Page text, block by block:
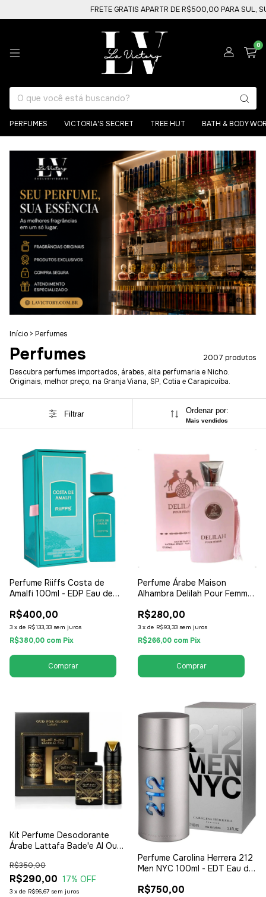
FRETE GRATIS APARTR DE R$500,00 PARA SUL, SUDESTE E
0
PERFUMES VICTORIA'S SECRET TREE HUT BATH & BODY
Início > Perfumes
Perfumes
2007 produtos
Descubra perfumes importados, árabes, alta perfumaria e Nicho.
Originais, melhor preço, na Granja Viana, SP, Cotia e Carapicuíba.
Filtrar Ordenar por:
Mais vendidos
Perfume Riiffs Costa de
Amalfi 100ml - EDP Eau de
R$400,00
3 x de R$133,33 sem juros
R$380,00 com Pix
Perfume Árabe Maison
Alhambra Delilah Pour Femme
Feminino
R$280,00
3 x de R$93,33 sem juros
R$266,00 com Pix
Kit Perfume Desodorante
Árabe Lattafa Bade'e Al Oud
Parfum - Unissex /
Compartilhável
R$290,00
R$350,00
17% OFF
3 x de R$96,67 sem juros
Perfume Carolina Herrera 212
Men NYC 100ml - EDT Eau de
R$750,00